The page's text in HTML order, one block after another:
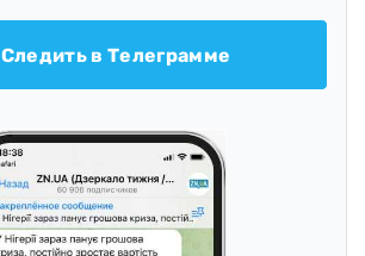
Следить в Телеграмме